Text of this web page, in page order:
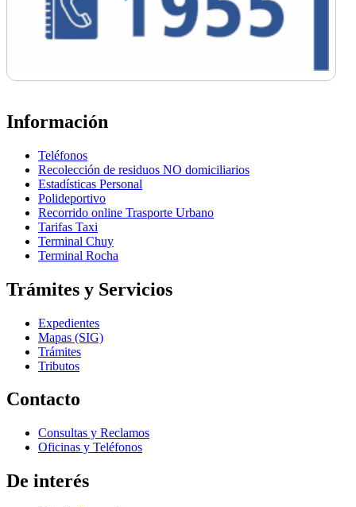
Información
Teléfonos
Recolección de residuos NO domiciliarios
Estadísticas Personal
Polideportivo
Recorrido online Trasporte Urbano
Tarifas Taxi
Terminal Chuy
Terminal Rocha
Trámites y Servicios
Expedientes
Mapas (SIG)
Trámites
Tributos
Contacto
Consultas y Reclamos
Oficinas y Teléfonos
De interés